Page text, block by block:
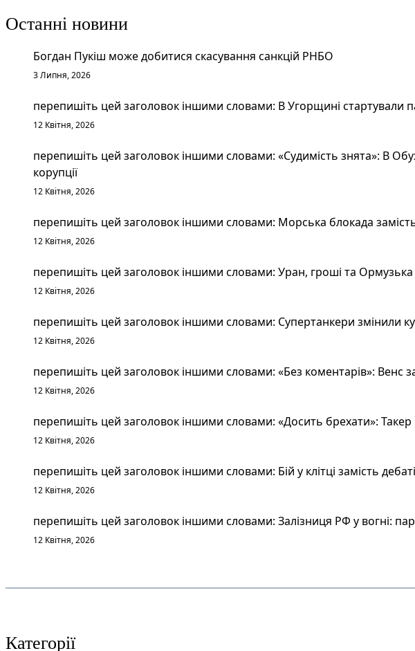
Останні новини
Богдан Пукіш може добитися скасування санкцій РНБО
3 Липня, 2026
перепишіть цей заголовок іншими словами: В Угорщині стартували
12 Квітня, 2026
перепишіть цей заголовок іншими словами: «Судимість знята»: В
корупції
12 Квітня, 2026
перепишіть цей заголовок іншими словами: Морська блокада
12 Квітня, 2026
перепишіть цей заголовок іншими словами: Уран, гроші та
12 Квітня, 2026
перепишіть цей заголовок іншими словами: Супертанкери змінили
12 Квітня, 2026
перепишіть цей заголовок іншими словами: «Без коментарів»: Венс
12 Квітня, 2026
перепишіть цей заголовок іншими словами: «Досить брехати»:
12 Квітня, 2026
перепишіть цей заголовок іншими словами: Бій у клітці замість
12 Квітня, 2026
перепишіть цей заголовок іншими словами: Залізниця РФ у вогні:
12 Квітня, 2026
Категорії